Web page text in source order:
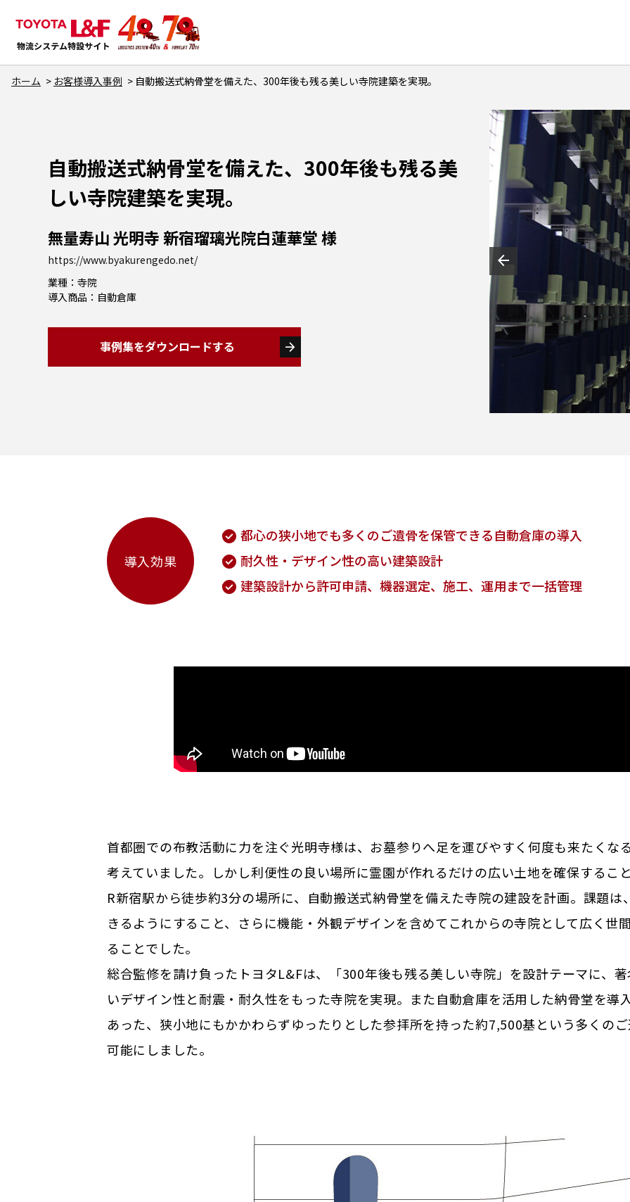
ホーム お客様導入事例 自動搬送式納骨堂を備えた、300年後も残る美しい寺院建築を実現。
自動搬送式納骨堂を備えた、300年後も残る美
しい寺院建築を実現。
無量寿山 光明寺 新宿瑠璃光院白蓮華堂 様
https://www.byakurengedo.net/
業種：寺院
導入商品：自動倉庫
事例集をダウンロードする arrow_forward
arrow_back
導入効果
都心の狭小地でも多くのご遺骨を保管できる自動倉庫の導入
耐久性・デザイン性の高い建築設計
建築設計から許可申請、機器選定、施工、運用まで一括管理
首都圏での布教活動に力を注ぐ光明寺様は、お墓参りへ足を運びやすく何度も来たくな
考えていました。しかし利便性の良い場所に霊園が作れるだけの広い土地を確保するこ
R新宿駅から徒歩約3分の場所に、自動搬送式納骨堂を備えた寺院の建設を計画。課題
きるようにすること、さらに機能・外観デザインを含めてこれからの寺院として広く世
ることでした。
総合監修を請け負ったトヨタL&Fは、「300年後も残る美しい寺院」を設計テーマに、
いデザイン性と耐震・耐久性をもった寺院を実現。また自動倉庫を活用した納骨堂を導
あった、狭小地にもかかわらずゆったりとした参拝所を持った約7,500基という多くの
可能にしました。